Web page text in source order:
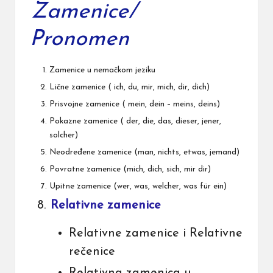
Zamenice/
Pronomen
Zamenice u nemačkom jeziku
Lične zamenice ( ich, du, mir, mich, dir, dich)
Prisvojne zamenice ( mein, dein – meins, deins)
Pokazne zamenice ( der, die, das, dieser, jener,
solcher)
Neodređene zamenice (man, nichts, etwas, jemand)
Povratne zamenice (mich, dich, sich, mir dir)
Upitne zamenice (wer, was, welcher, was für ein)
Relativne zamenice
Relativne zamenice i Relativne
rečenice